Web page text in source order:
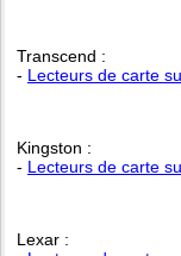
Transcend :
- Lecteurs de carte
Kingston :
- Lecteurs de carte
Lexar :